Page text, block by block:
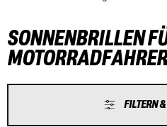
SONNENBRILLEN
MOTORRADFAHRER
FILTERN